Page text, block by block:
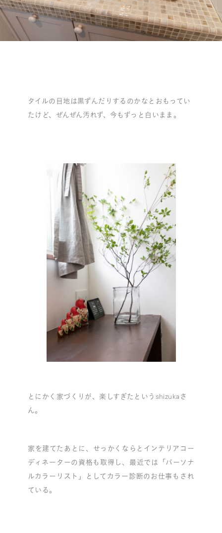
タイルの目地は黒ずんだりするのかなとおもってい
たけど、ぜんぜん汚れず、今もずっと白いまま。
とにかく家づくりが、楽しすぎたというshizukaさ
ん。
家を建てたあとに、せっかくならとインテリアコー
ディネーターの資格も取得し、最近では「パーソナ
ルカラーリスト」としてカラー診断のお仕事もされ
ている。